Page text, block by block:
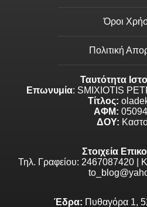
Όροι
Πολιτική
Ταυτότητα
Επωνυμία: SMIXIOTIS
Τίτλος:
ΑΦΜ:
ΔΟΥ:
Στοιχεία
Τηλ. Γραφείου: 2467087420 |
Έδρα: Πυθαγόρα 1,